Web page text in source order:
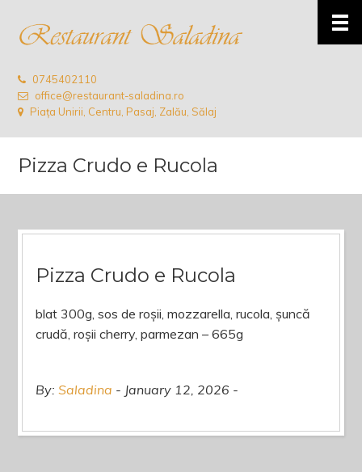
0745402110
office@restaurant-saladina.ro
Piața Unirii, Centru, Pasaj, Zalău, Sălaj
Pizza Crudo e Rucola
Pizza Crudo e Rucola
blat 300g, sos de roșii, mozzarella, rucola, șuncă
crudă, roșii cherry, parmezan – 665g
By: Saladina January 12, 2026